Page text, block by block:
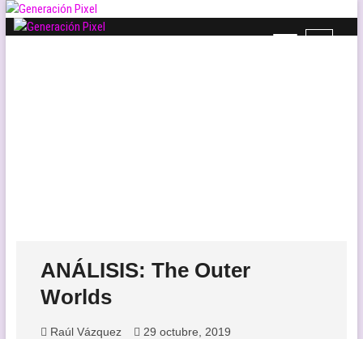
Saltar
B
ANÁLISIS: The Outer
Worlds
Raúl Vázquez 29 octubre, 2019